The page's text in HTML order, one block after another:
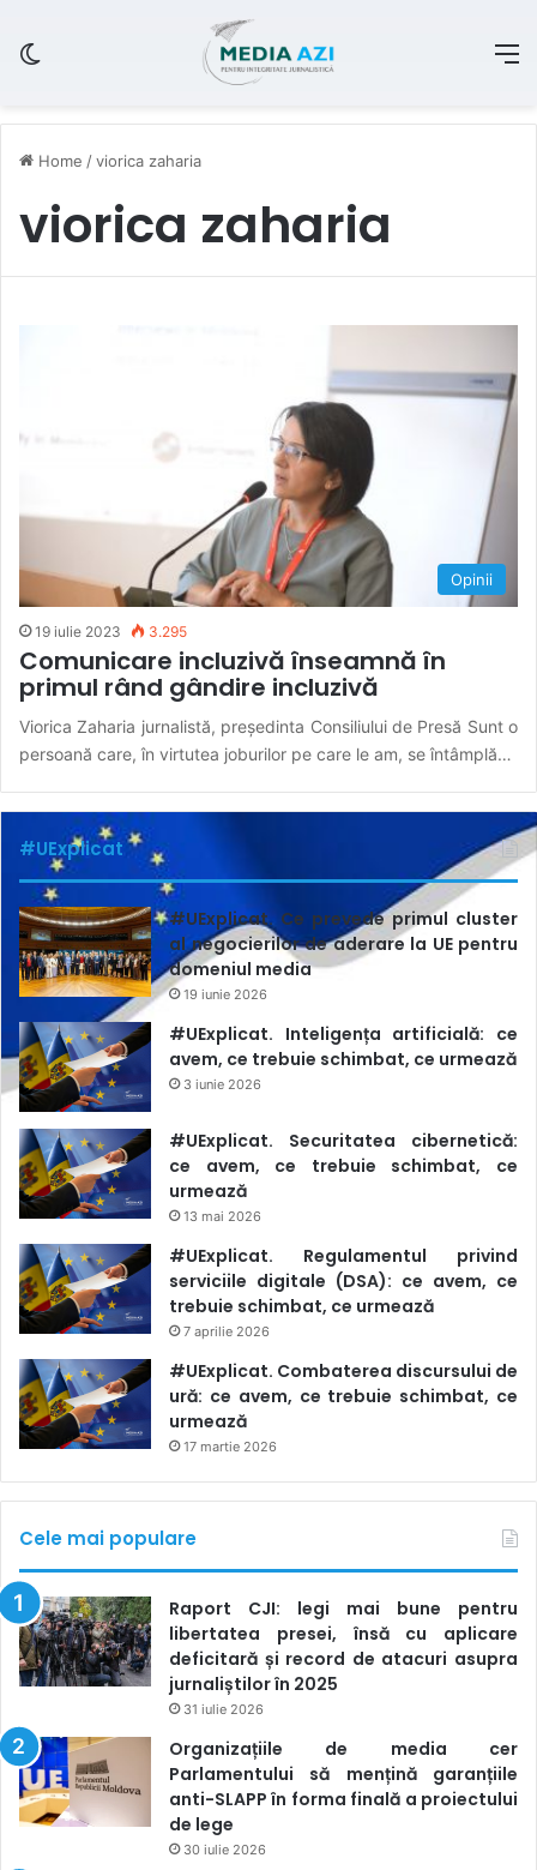
Home /viorica zaharia
viorica zaharia
Opinii
19 iulie 2023 3.295
Comunicare incluzivă înseamnă în
primul rând gândire incluzivă
Viorica Zaharia jurnalistă, președinta Consiliului de Presă Sunt o
persoană care, în virtutea joburilor pe care le am, se întâmplă…
#UExplicat
#UExplicat. Ce prevede primul cluster
al negocierilor de aderare la UE pentru
domeniul media
19 iunie 2026
#UExplicat. Inteligența artificială: ce
avem, ce trebuie schimbat, ce urmează
3 iunie 2026
#UExplicat. Securitatea cibernetică:
ce avem, ce trebuie schimbat, ce
urmează
13 mai 2026
#UExplicat. Regulamentul privind
serviciile digitale (DSA): ce avem, ce
trebuie schimbat, ce urmează
7 aprilie 2026
#UExplicat. Combaterea discursului de
ură: ce avem, ce trebuie schimbat, ce
urmează
17 martie 2026
Cele mai populare
Raport CJI: legi mai bune pentru
libertatea presei, însă cu aplicare
deficitară și record de atacuri asupra
jurnaliștilor în 2025
31 iulie 2026
Organizațiile de media cer
Parlamentului să mențină garanțiile
anti-SLAPP în forma finală a proiectului
de lege
30 iulie 2026